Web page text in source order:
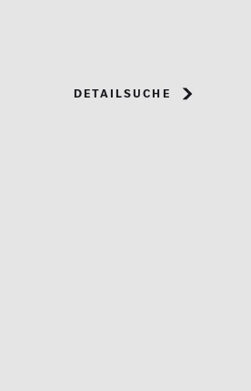
Detailsuche